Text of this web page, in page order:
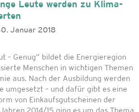
Leute werden zu Klima-
Januar 2018
– Genug” bildet die Energieregion
Menschen in wichtigen Themen
aus. Nach der Ausbildung werden
umgesetzt – und dafür gibt es eine
von Einkaufsgutscheinen der